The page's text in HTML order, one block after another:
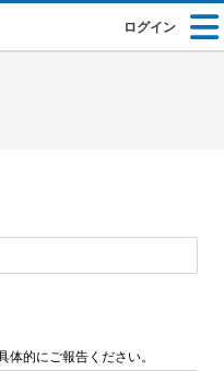
ログイン
的にご報告ください。